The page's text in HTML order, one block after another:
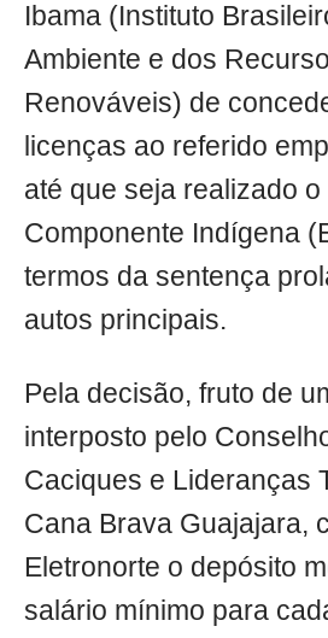
Ibama (Instituto
Ambiente e dos
Renováveis) de
licenças ao referido
até que seja realizado o
Componente Indígena
termos da sentença
autos principais.
Pela decisão, fruto de
interposto pelo
Caciques e Lideranças
Cana Brava Guajajara,
Eletronorte o depósito
salário mínimo para